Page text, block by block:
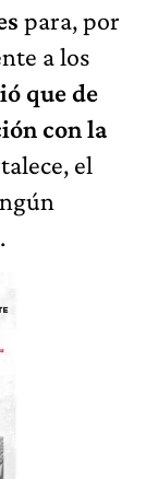
para, por
a los
que de
con la
el